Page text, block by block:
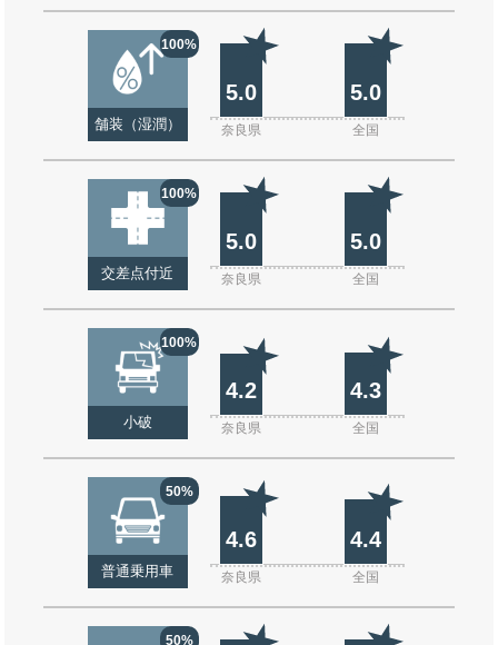
100%
舗装（湿潤）
5.0 5.0
奈良県 全国
100%
交差点付近
5.0 5.0
奈良県 全国
100%
小破
4.2 4.3
奈良県 全国
50%
普通乗用車
4.6 4.4
奈良県 全国
50%